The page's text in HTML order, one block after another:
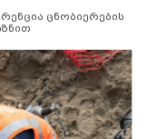
ცნობიერების